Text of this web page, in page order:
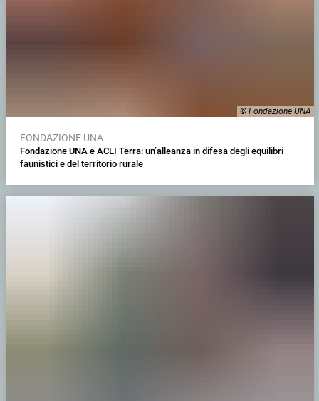
© Fondazione UNA
FONDAZIONE UNA
Fondazione UNA e ACLI Terra: un’alleanza in difesa degli equilibri
faunistici e del territorio rurale